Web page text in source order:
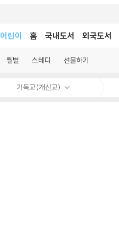
어린이
어린이
홈 국내도서 외국도서
월별 스테디 선물하기
기독교(개신교)